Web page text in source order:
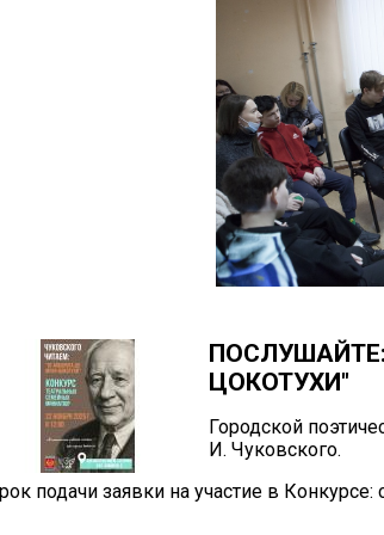
ЦОКОТУХИ"
Городской
И. Чуковского.
подачи заявки на участие в